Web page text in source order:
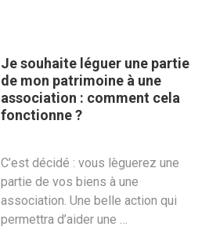
Je souhaite léguer une partie
de mon patrimoine à une
association : comment cela
fonctionne ?
C’est décidé : vous lèguerez une
partie de vos biens à une
association. Une belle action qui
permettra d’aider une …